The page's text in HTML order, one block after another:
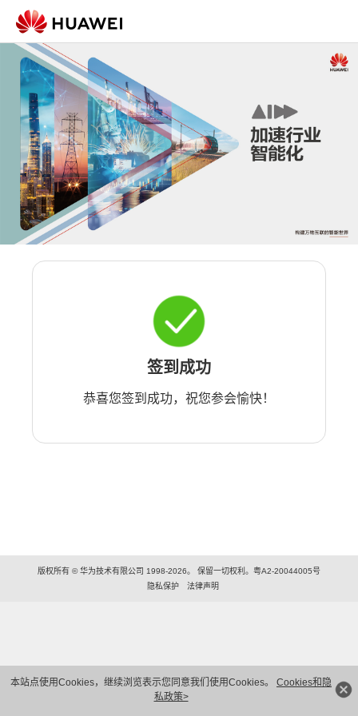
本站点使用Cookies，继续浏览表示您同意我们使用Cookies。 Cookies和隐
私政策>
签到成功
恭喜您签到成功，祝您参会愉快！
版权所有 © 华为技术有限公司 1998-2026。 保留一切权利。粤A2-20044005号
隐私保护
法律声明